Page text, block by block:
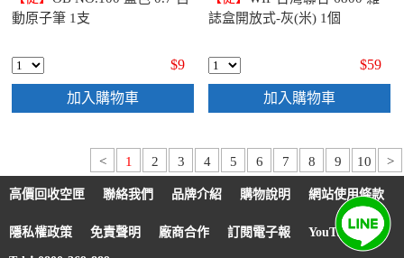
動原子筆 1支
$9
加入購物車
誌盒開放式-灰(米) 1個
$59
加入購物車
< 1 2 3 4 5 6 7 8 9 10 >
高價回收空匣 聯絡我們 品牌介紹 購物說明 網站使用條款
隱私權政策 免責聲明 廠商合作 訂閱電子報 YouTube